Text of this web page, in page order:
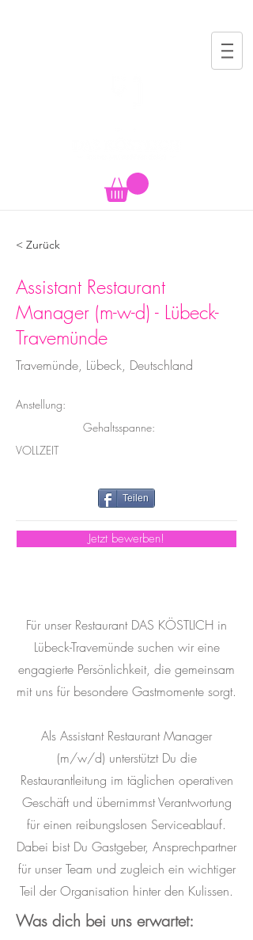
< Zurück
Assistant Restaurant
Manager (m-w-d) - Lübeck-
Travemünde
Travemünde, Lübeck, Deutschland
Anstellung:
Gehaltsspanne:
VOLLZEIT
Teilen
Jetzt bewerben!
Für unser Restaurant DAS KÖSTLICH in
Lübeck-Travemünde suchen wir eine
engagierte Persönlichkeit, die gemeinsam
mit uns für besondere Gastmomente sorgt.
Als Assistant Restaurant Manager
(m/w/d) unterstützt Du die
Restaurantleitung im täglichen operativen
Geschäft und übernimmst Verantwortung
für einen reibungslosen Serviceablauf.
Dabei bist Du Gastgeber, Ansprechpartner
für unser Team und zugleich ein wichtiger
Teil der Organisation hinter den Kulissen.
Was dich bei uns erwartet: